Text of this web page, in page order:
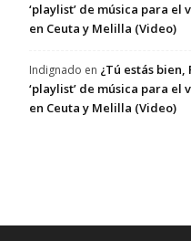
‘playlist’ de música para
en Ceuta y Melilla (Video)
Indignado en ¿Tú estás bien,
‘playlist’ de música para
en Ceuta y Melilla (Video)